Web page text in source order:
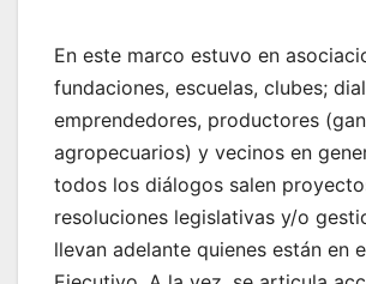
En este marco estuvo en
fundaciones, escuelas, clubes;
emprendedores, productores
agropecuarios) y vecinos en
todos los diálogos salen
resoluciones legislativas y/o
llevan adelante quienes están en